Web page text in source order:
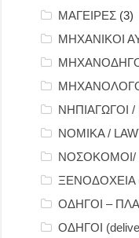
ΜΑΓΕΙΡΕΣ (3)
ΜΗΧΑΝΙΚΟΙ
ΝΗΠΙΑΓΩΓΟΙ
ΝΟΜΙΚΑ /
ΝΟΣΟΚΟΜΟΙ/
ΞΕΝΟΔΟΧΕΙΑ
ΟΔΗΓΟΙ –
ΟΔΗΓΟΙ